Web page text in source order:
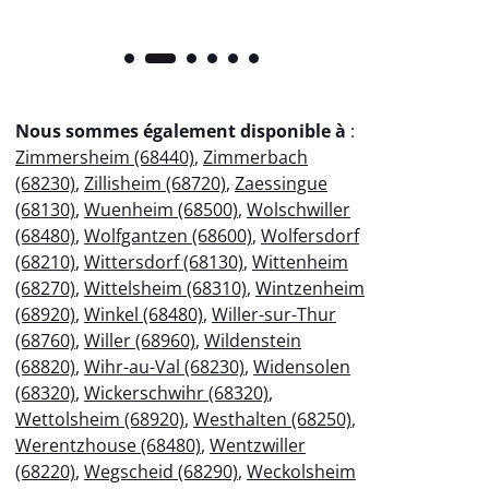
Nous sommes également disponible à :
Zimmersheim (68440), Zimmerbach
(68230), Zillisheim (68720), Zaessingue
(68130), Wuenheim (68500), Wolschwiller
(68480), Wolfgantzen (68600), Wolfersdorf
(68210), Wittersdorf (68130), Wittenheim
(68270), Wittelsheim (68310), Wintzenheim
(68920), Winkel (68480), Willer-sur-Thur
(68760), Willer (68960), Wildenstein
(68820), Wihr-au-Val (68230), Widensolen
(68320), Wickerschwihr (68320),
Wettolsheim (68920), Westhalten (68250),
Werentzhouse (68480), Wentzwiller
(68220), Wegscheid (68290), Weckolsheim